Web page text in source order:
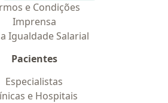
e Condições
Imprensa
Igualdade Salarial
Pacientes
Especialistas
e Hospitais